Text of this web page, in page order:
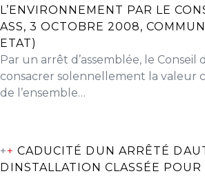
L’ENVIRONNEMENT PAR LE
ASS, 3 OCTOBRE 2008,
ETAT)
Par un arrêt d’assemblée, le Conseil
consacrer solennellement la valeur
de l’ensemble…
++ CADUCITÉ DUN ARRÊTÉ
DINSTALLATION CLASSÉE